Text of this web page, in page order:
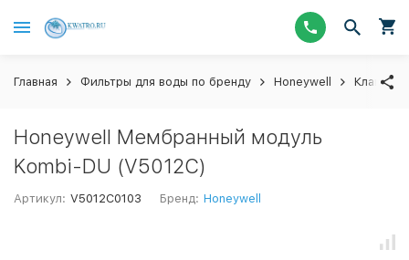
Главная Фильтры для воды по бренду Honeywell Клапаны
Honeywell Мембранный модуль
Kombi-DU (V5012C)
Артикул: V5012C0103 Бренд: Honeywell